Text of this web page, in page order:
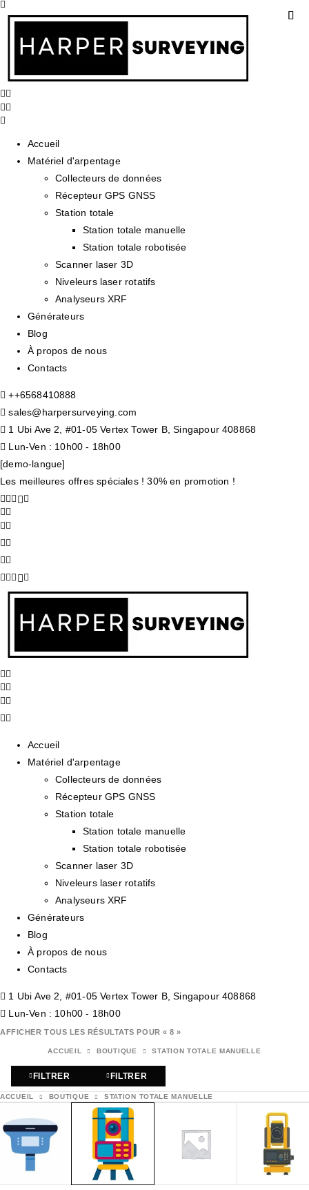
Accueil
Matériel d'arpentage
Collecteurs de données
Récepteur GPS GNSS
Station totale
Station totale manuelle
Station totale robotisée
Scanner laser 3D
Niveleurs laser rotatifs
Analyseurs XRF
Générateurs
Blog
À propos de nous
Contacts
++6568410888
sales@harpersurveying.com
1 Ubi Ave 2, #01-05 Vertex Tower B, Singapour 408868
Lun-Ven : 10h00 - 18h00
[demo-langue]
Les meilleures offres spéciales ! 30% en promotion !
Accueil
Matériel d'arpentage
Collecteurs de données
Récepteur GPS GNSS
Station totale
Station totale manuelle
Station totale robotisée
Scanner laser 3D
Niveleurs laser rotatifs
Analyseurs XRF
Générateurs
Blog
À propos de nous
Contacts
1 Ubi Ave 2, #01-05 Vertex Tower B, Singapour 408868
Lun-Ven : 10h00 - 18h00
AFFICHER TOUS LES RÉSULTATS POUR « 8 »
ACCUEIL BOUTIQUE STATION TOTALE MANUELLE
FILTRER FILTRER
ACCUEIL BOUTIQUE STATION TOTALE MANUELLE